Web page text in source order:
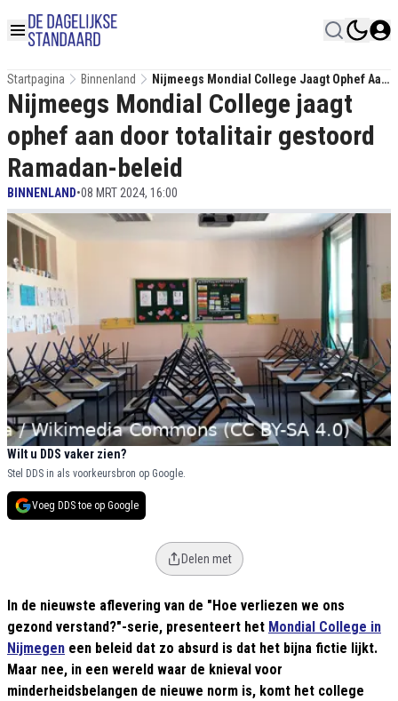
Startpagina Binnenland
Nijmeegs Mondial College Jaagt Ophef Aan
Door Totalitair Gestoord Ramadan-Beleid
Nijmeegs Mondial College jaagt
ophef aan door totalitair gestoord
Ramadan-beleid
BINNENLAND•08 MRT 2024, 16:00
Wilt u DDS vaker zien?
Stel DDS in als voorkeursbron op Google.
Voeg DDS toe op Google
Delen met
In de nieuwste aflevering van de "Hoe verliezen we ons
gezond verstand?"-serie, presenteert het Mondial College in
Nijmegen een beleid dat zo absurd is dat het bijna fictie lijkt.
Maar nee, in een wereld waar de knieval voor
minderheidsbelangen de nieuwe norm is, komt het college